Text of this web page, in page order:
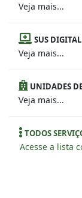
Veja mais...
SUS DIGITAL
Veja mais...
UNIDADES
Veja mais...
TODOS
Acesse a lista